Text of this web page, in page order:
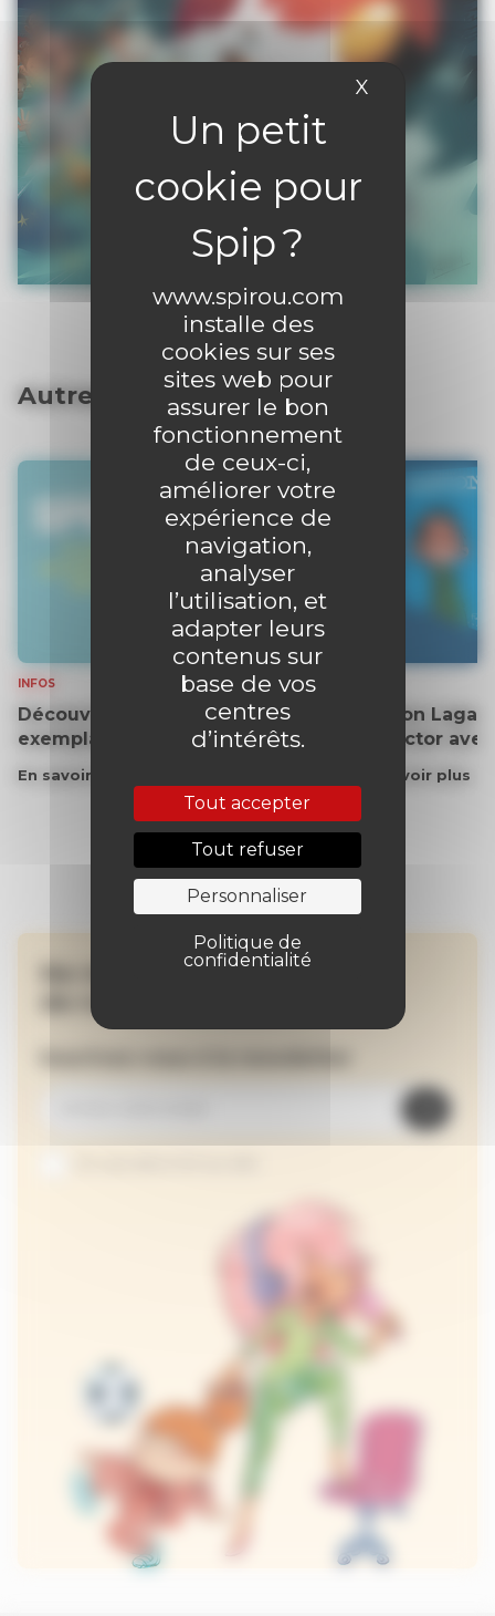
www.spirou.com
installe des
cookies sur ses
sites web pour
assurer le bon
fonctionnement
de ceux-ci,
améliorer votre
expérience de
navigation,
analyser
l’utilisation, et
adapter leurs
contenus sur
base de vos
centres
d’intérêts.
Tout accepter
Tout refuser
Personnaliser
Politique de
confidentialité
X
Autres articles
INFOS
Découvrez gratuitement un
exemplaire du journal !
En savoir plus
Gaston
collector
En savoir plus
Ne manquez aucune
de nos actualités !